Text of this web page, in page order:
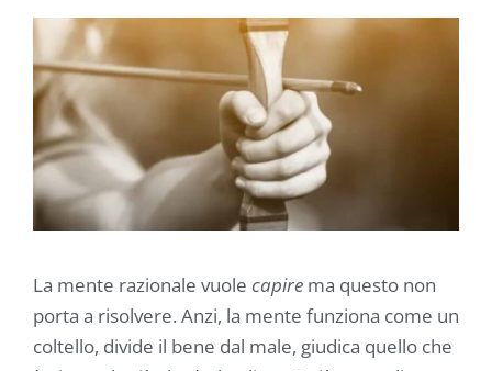
La mente razionale vuole capire ma questo non
porta a risolvere. Anzi, la mente funziona come un
coltello, divide il bene dal male, giudica quello che